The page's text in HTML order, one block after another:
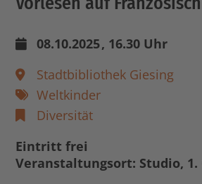
08.10.2025, 16.30 Uhr
Stadtbibliothek Giesing
Weltkinder
Diversität
Eintritt frei
Veranstaltungsort: Studio, 1.